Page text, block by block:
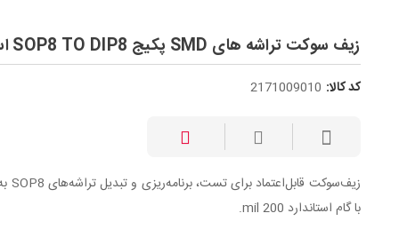
زیف سوکت تراشه های SMD پکیج SOP8 TO DIP8 استاندارد 200mil
کد کالا: 2171009010
با گام استاندارد 200 mil.